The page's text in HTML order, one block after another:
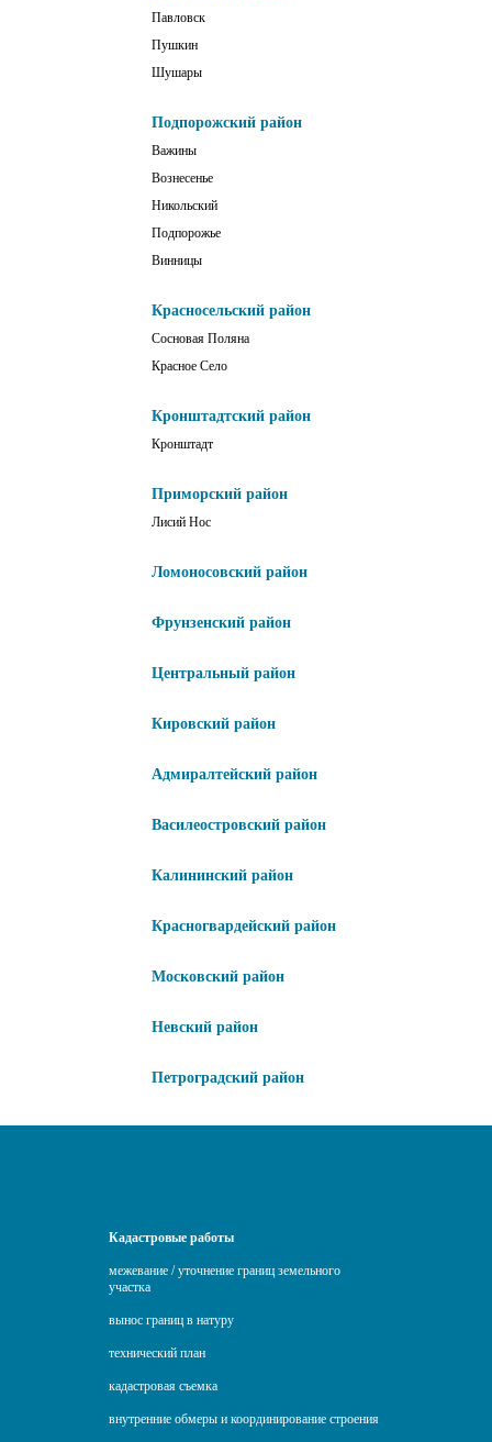
Павловск
Пушкин
Шушары
Подпорожский район
Важины
Вознесенье
Никольский
Подпорожье
Винницы
Красносельский район
Сосновая Поляна
Красное Село
Кронштадтский район
Кронштадт
Приморский район
Лисий Нос
Ломоносовский район
Фрунзенский район
Центральный район
Кировский район
Адмиралтейский район
Василеостровский район
Калининский район
Красногвардейский район
Московский район
Невский район
Петроградский район
Кадастровые работы
межевание / уточнение границ земельного
участка
вынос границ в натуру
технический план
кадастровая съемка
внутренние обмеры и координирование строения